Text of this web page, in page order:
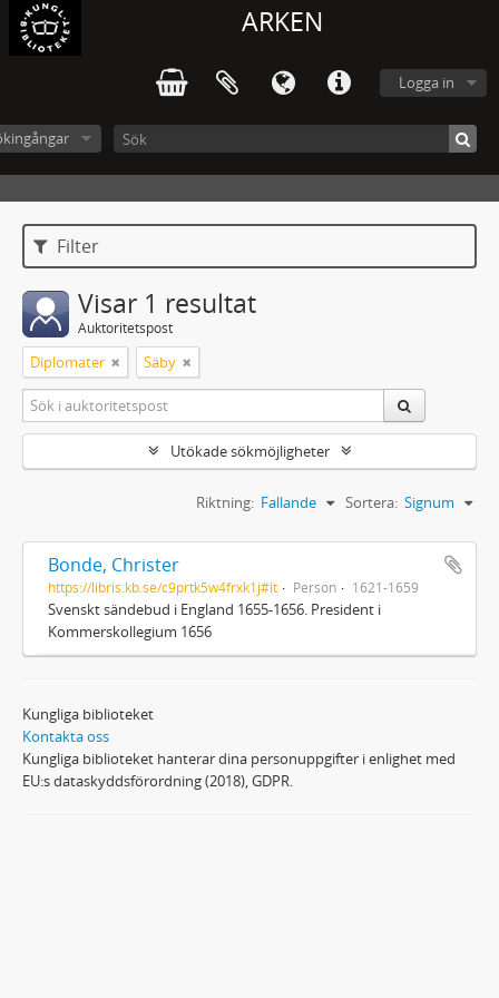
ARKEN
Logga in
Filter
Visar 1 resultat
Auktoritetspost
Diplomater Säby
Utökade sökmöjligheter
Sortera: Signum
Riktning: Fallande
Bonde, Christer
https://libris.kb.se/c9prtk5w4frxk1j#it Person 1621-1659
Svenskt sändebud i England 1655-1656. President i
Kommerskollegium 1656
Kungliga biblioteket
Kontakta oss
Kungliga biblioteket hanterar dina personuppgifter i enlighet med
EU:s dataskyddsförordning (2018), GDPR.